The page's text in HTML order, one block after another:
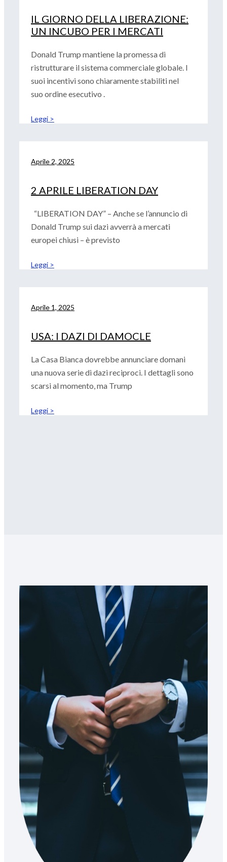
IL GIORNO DELLA LIBERAZIONE:
UN INCUBO PER I MERCATI
Donald Trump mantiene la promessa di
ristrutturare il sistema commerciale globale. I
suoi incentivi sono chiaramente stabiliti nel
suo ordine esecutivo .
Leggi >
Aprile 2, 2025
2 APRILE LIBERATION DAY
“LIBERATION DAY” – Anche se l’annuncio di
Donald Trump sui dazi avverrà a mercati
europei chiusi – è previsto
Leggi >
Aprile 1, 2025
USA: I DAZI DI DAMOCLE
La Casa Bianca dovrebbe annunciare domani
una nuova serie di dazi reciproci. I dettagli sono
scarsi al momento, ma Trump
Leggi >